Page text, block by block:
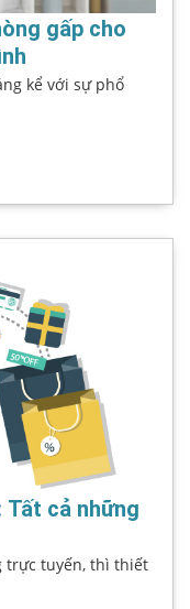
gấp cho
kể với sự phổ
cả những
trực tuyến, thì thiết